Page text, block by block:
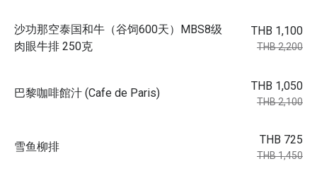
沙功那空泰国和牛（谷饲600天）MBS8级
肉眼牛排 250克
THB 1,100
THB 2,200
巴黎咖啡館汁 (Cafe de Paris)
THB 1,050
THB 2,100
雪鱼柳排
THB 725
THB 1,450